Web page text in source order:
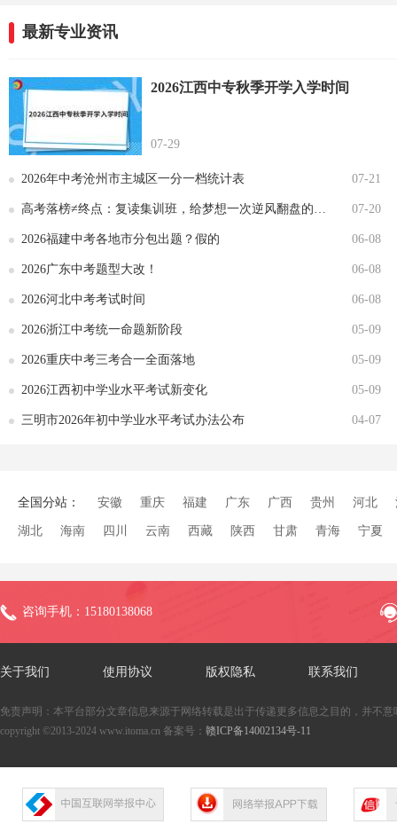
最新专业资讯
2026江西中专秋季开学入学时间
07-29
2026年中考沧州市主城区一分一档统计表 07-21
高考落榜≠终点：复读集训班，给梦想一次逆风翻盘的机会 07-20
2026福建中考各地市分包出题？假的 06-08
2026广东中考题型大改！ 06-08
2026河北中考考试时间 06-08
2026浙江中考统一命题新阶段 05-09
2026重庆中考三考合一全面落地 05-09
2026江西初中学业水平考试新变化 05-09
三明市2026年初中学业水平考试办法公布 04-07
全国分站： 安徽 重庆 福建 广东 广西 贵州 河北
湖北 海南 四川 云南 西藏 陕西 甘肃 青海 宁夏
咨询手机：15180138068
关于我们 使用协议 版权隐私 联系我们
免责声明：本平台部分文章信息来源于网络转载是出于传递更多信息之目的，并不
copyright ©2013-2024 www.itoma.cn 备案号： 赣ICP备14002134号-11